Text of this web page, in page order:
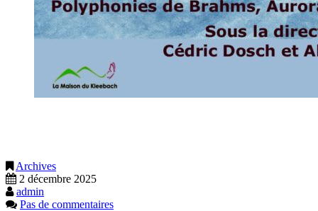
Archives
2 décembre 2025
admin
Pas de commentaires